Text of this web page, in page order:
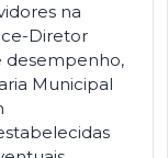
na
Diretor
desempenho,
Municipal